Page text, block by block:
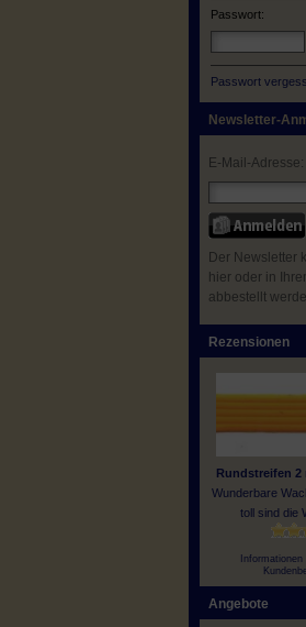
Passwort:
Passwort
Newsletter-
E-Mail-Adresse:
Der Newsletter
hier oder in
abbestellt
Rezensionen
Rundstreifen 2
Wunderbare
toll sind die
Angebote